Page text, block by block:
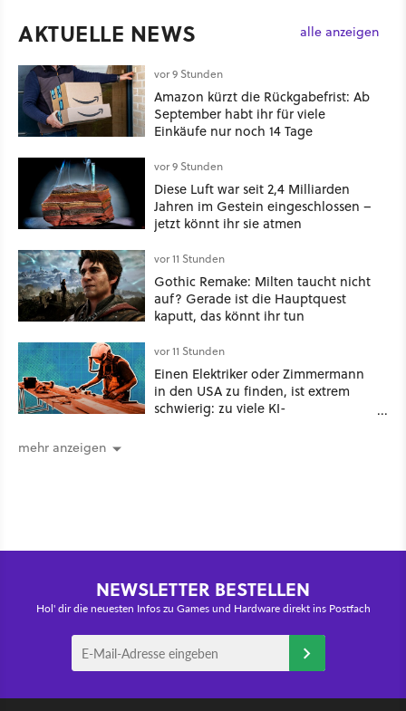
AKTUELLE NEWS alle anzeigen
vor 9 Stunden
Amazon kürzt die Rückgabefrist: Ab
September habt ihr für viele
Einkäufe nur noch 14 Tage
vor 9 Stunden
Diese Luft war seit 2,4 Milliarden
Jahren im Gestein eingeschlossen –
jetzt könnt ihr sie atmen
vor 11 Stunden
Gothic Remake: Milten taucht nicht
auf? Gerade ist die Hauptquest
kaputt, das könnt ihr tun
vor 11 Stunden
Einen Elektriker oder Zimmermann
in den USA zu finden, ist extrem
schwierig: zu viele KI-
mehr anzeigen
NEWSLETTER BESTELLEN
Hol' dir die neuesten Infos zu Games und Hardware direkt ins Postfach